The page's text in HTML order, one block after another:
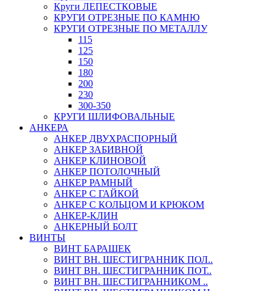
Круги ЛЕПЕСТКОВЫЕ
КРУГИ ОТРЕЗНЫЕ ПО КАМНЮ
КРУГИ ОТРЕЗНЫЕ ПО МЕТАЛЛУ
115
125
150
180
200
230
300-350
КРУГИ ШЛИФОВАЛЬНЫЕ
АНКЕРА
АНКЕР ДВУХРАСПОРНЫЙ
АНКЕР ЗАБИВНОЙ
АНКЕР КЛИНОВОЙ
АНКЕР ПОТОЛОЧНЫЙ
АНКЕР РАМНЫЙ
АНКЕР С ГАЙКОЙ
АНКЕР С КОЛЬЦОМ И КРЮКОМ
АНКЕР-КЛИН
АНКЕРНЫЙ БОЛТ
ВИНТЫ
ВИНТ БАРАШЕК
ВИНТ ВН. ШЕСТИГРАННИК ПОЛ..
ВИНТ ВН. ШЕСТИГРАННИК ПОТ..
ВИНТ ВН. ШЕСТИГРАННИКОМ ..